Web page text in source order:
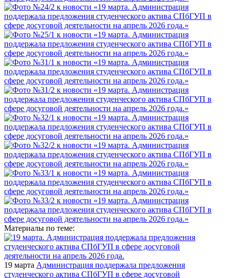
Материалы по теме:
19 марта Администрация поддержала предложения
студенческого актива СПбГУП в сфере досуговой